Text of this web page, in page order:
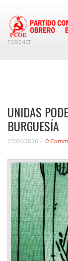
PCOENET
UNIDAS
BURGUESÍA
27/06/2020 0